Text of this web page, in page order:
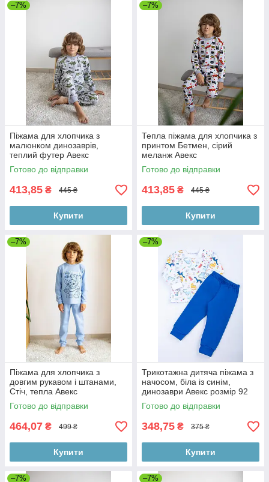
–7%
Піжама для хлопчика з
малюнком динозаврів,
теплий футер Авекс
Готово до відправки
413,85 ₴ 445 ₴
Купити
–7%
Тепла піжама для хлопчика з
принтом Бетмен, сірий
меланж Авекс
Готово до відправки
413,85 ₴ 445 ₴
Купити
–7%
Піжама для хлопчика з
довгим рукавом і штанами,
Стіч, тепла Авекс
Готово до відправки
464,07 ₴ 499 ₴
Купити
–7%
Трикотажна дитяча піжама з
начосом, біла із синім,
динозаври Авекс розмір 92
см
Готово до відправки
348,75 ₴ 375 ₴
Купити
–7% –7%